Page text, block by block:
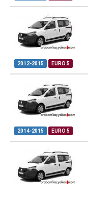
2012-2015 EURO 5
2014-2015 EURO 5